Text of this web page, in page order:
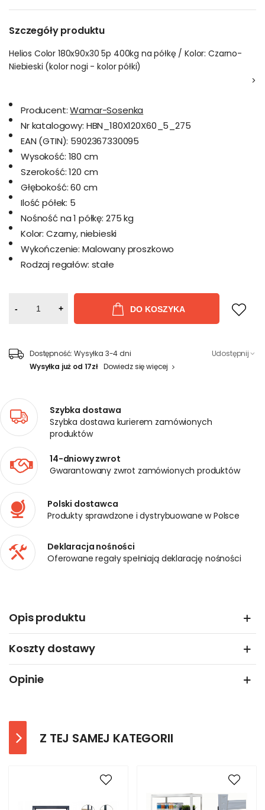
Szczegóły produktu
Helios Color 180x90x30 5p 400kg na półkę / Kolor: Czarno-
Niebieski (kolor nogi - kolor półki)
>
Producent: Wamar-Sosenka
Nr katalogowy: HBN_180X120X60_5_275
EAN (GTIN): 5902367330095
Wysokość: 180 cm
Szerokość: 120 cm
Głębokość: 60 cm
Ilość półek: 5
Nośność na 1 półkę: 275 kg
Kolor: Czarny, niebieski
Wykończenie: Malowany proszkowo
Rodzaj regałów: stałe
- + DO KOSZYKA
Dostępność: Wysyłka 3-4 dni
Wysyłka już od 17zł Dowiedz się więcej
Udostępnij
Szybka dostawa
Szybka dostawa kurierem zamówionych
produktów
14-dniowy zwrot
Gwarantowany zwrot zamówionych produktów
Polski dostawca
Produkty sprawdzone i dystrybuowane w Polsce
Deklaracja nośności
Oferowane regały spełniają deklarację nośności
Opis produktu
Koszty dostawy
Opinie
Z TEJ SAMEJ KATEGORII